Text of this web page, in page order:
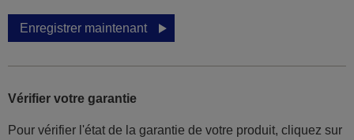
Enregistrer maintenant
Vérifier votre garantie
Pour vérifier l'état de la garantie de votre produit, cliquez sur